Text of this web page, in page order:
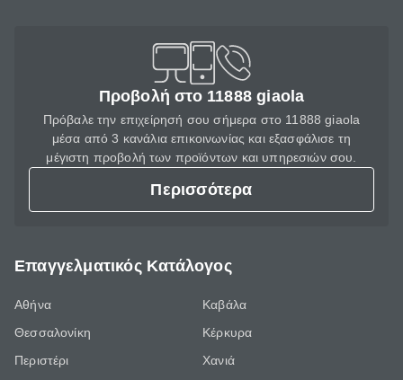
Προβολή στο 11888 giaola
Πρόβαλε την επιχείρησή σου σήμερα στο 11888 giaola
μέσα από 3 κανάλια επικοινωνίας και εξασφάλισε τη
μέγιστη προβολή των προϊόντων και υπηρεσιών σου.
Περισσότερα
Επαγγελματικός Κατάλογος
Αθήνα
Θεσσαλονίκη
Περιστέρι
Καβάλα
Κέρκυρα
Χανιά